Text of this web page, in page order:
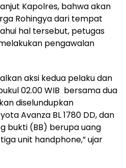
Kapolres, bahwa akan
Rohingya dari tempat
hal tersebut, petugas
pengawalan
aksi kedua pelaku dan
02.00 WIB bersama dua
diselundupkan
Avanza BL 1780 DD, dan
bukti (BB) berupa uang
unit handphone,” ujar